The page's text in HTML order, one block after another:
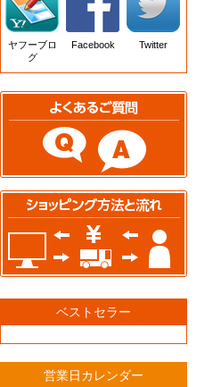
ヤフーブロ
グ
Facebook Twitter
ベストセラー
営業日カレンダー